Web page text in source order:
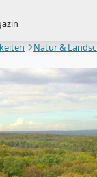
Natur &